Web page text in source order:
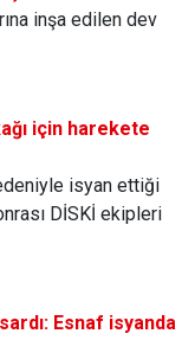
inşa edilen dev
için harekete
isyan ettiği
DİSKİ ekipleri
Esnaf isyanda